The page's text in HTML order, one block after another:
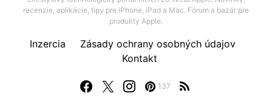
recenzie, aplikácie, tipy pre iPhone, iPad a Mac. Fórum a bazár pre
produkty Apple.
137
Inzercia
Zásady ochrany osobných údajov
Kontakt